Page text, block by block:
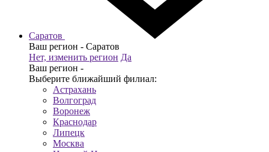
Саратов
Ваш регион - Саратов
Нет, изменить регион Да
Ваш регион -
Выберите ближайший филиал:
Астрахань
Волгоград
Воронеж
Краснодар
Липецк
Москва